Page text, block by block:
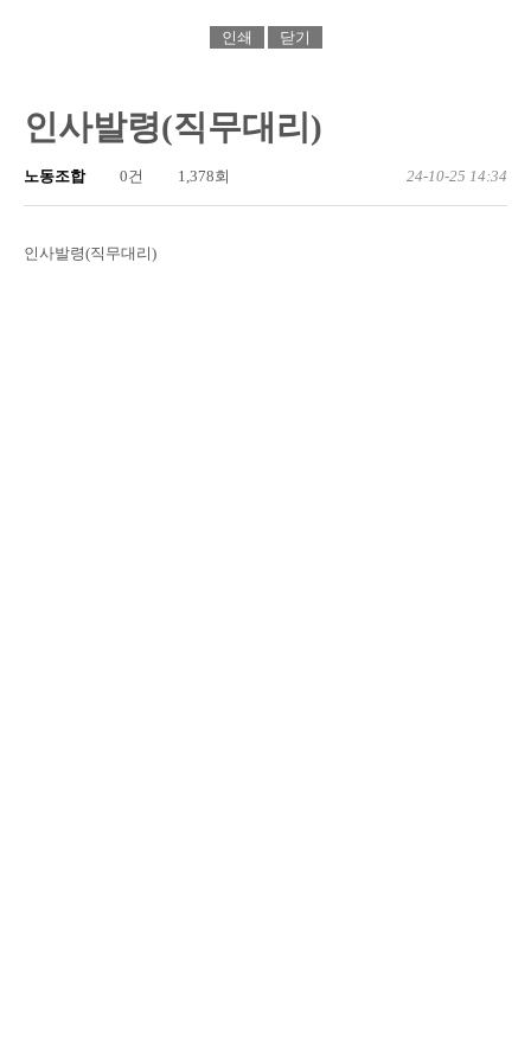
인쇄 닫기
인사발령(직무대리)
노동조합 0건 1,378회 24-10-25 14:34
인사발령(직무대리)